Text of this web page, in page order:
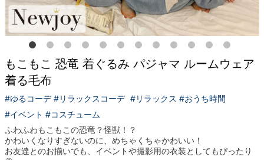
もこもこ 恐竜 着ぐるみ パジャマ ルームウェア
着る毛布
#ゆるコーデ #リラックスコーデ #リラックス #おうち時間
#イベント #コスチューム
ふわふわもこもこの恐竜？怪獣！？
かわいくなりすぎないのに、めちゃくちゃかわいい！
お友達とのお揃いでも、イベントや撮影用の衣装としてもぴったり